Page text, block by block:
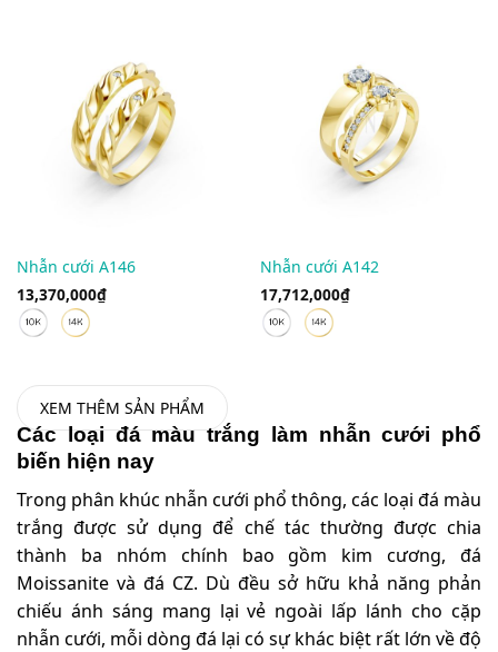
Nhẫn cưới A146
13,370,000₫
Nhẫn cưới A142
17,712,000₫
XEM THÊM SẢN PHẨM
Các loại đá màu trắng làm nhẫn cưới phổ
biến hiện nay
Trong phân khúc nhẫn cưới phổ thông, các loại đá màu
trắng được sử dụng để chế tác thường được chia
thành ba nhóm chính bao gồm kim cương, đá
Moissanite và đá CZ. Dù đều sở hữu khả năng phản
chiếu ánh sáng mang lại vẻ ngoài lấp lánh cho cặp
nhẫn cưới, mỗi dòng đá lại có sự khác biệt rất lớn về độ